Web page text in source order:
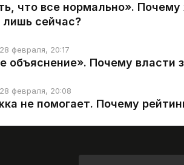
что все нормально».
лишь сейчас?
28 февраля, 20:17
объяснение». Почему власти
28 февраля, 20:08
не помогает. Почему